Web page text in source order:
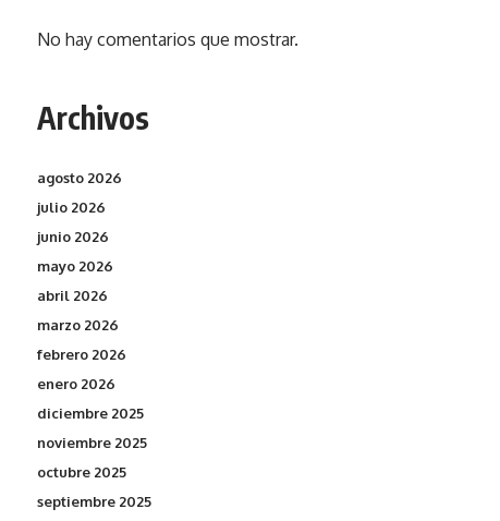
No hay comentarios que mostrar.
Archivos
agosto 2026
julio 2026
junio 2026
mayo 2026
abril 2026
marzo 2026
febrero 2026
enero 2026
diciembre 2025
noviembre 2025
octubre 2025
septiembre 2025